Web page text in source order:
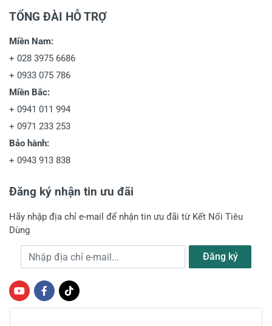
TỔNG ĐÀI HỖ TRỢ
Miền Nam:
+ 028 3975 6686
+ 0933 075 786
Miền Bắc:
+ 0941 011 994
+ 0971 233 253
Bảo hành:
+ 0943 913 838
Đăng ký nhận tin ưu đãi
Hãy nhập địa chỉ e-mail để nhận tin ưu đãi từ Kết Nối Tiêu
Dùng
Địa chỉ e-mail Đăng ký